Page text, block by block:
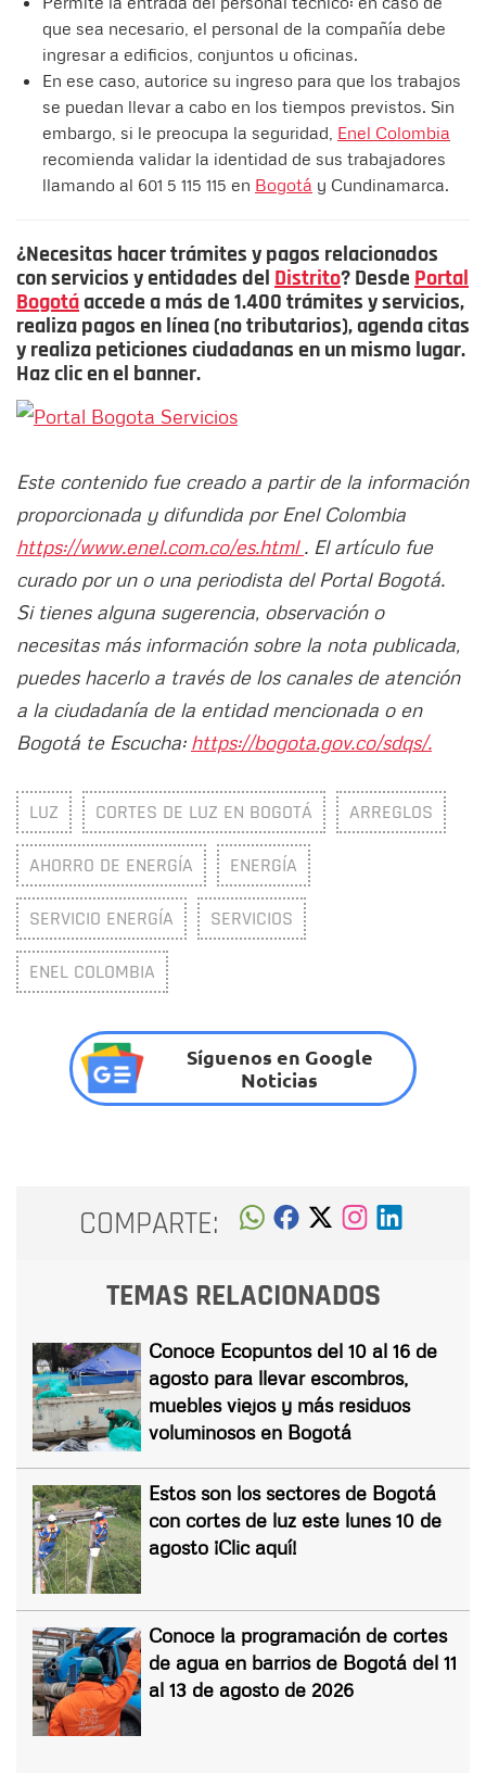
que sea necesario, el personal de la compañía debe
ingresar a edificios, conjuntos u oficinas.
En ese caso, autorice su ingreso para que los trabajos
se puedan llevar a cabo en los tiempos previstos. Sin
embargo, si le preocupa la seguridad, Enel Colombia
recomienda validar la identidad de sus trabajadores
llamando al 601 5 115 115 en Bogotá y Cundinamarca.
¿Necesitas hacer trámites y pagos relacionados
con servicios y entidades del Distrito? Desde Portal
Bogotáaccede a más de 1.400 trámites y servicios,
realiza pagos en línea (no tributarios), agenda citas
y realiza peticiones ciudadanas en un mismo lugar.
Haz clic en el banner.
Este contenido fue creado a partir de la información
proporcionada y difundida por Enel Colombia
https://www.enel.com.co/es.html. El artículo fue
curado por un o una periodista del Portal Bogotá.
Si tienes alguna sugerencia, observación o
necesitas más información sobre la nota publicada,
puedes hacerlo a través de los canales de atención
a la ciudadanía de la entidad mencionada o en
Bogotá te Escucha: https://bogota.gov.co/sdqs/.
LUZ CORTES DE LUZ EN BOGOTÁ ARREGLOS
AHORRO DE ENERGÍA ENERGÍA
SERVICIO ENERGÍA SERVICIOS
ENEL COLOMBIA
Síguenos en Google
Noticias
COMPARTE:
TEMAS RELACIONADOS
Conoce Ecopuntos del 10 al 16 de
agosto para llevar escombros,
muebles viejos y más residuos
voluminosos en Bogotá
Estos son los sectores de Bogotá
con cortes de luz este lunes 10 de
agosto ¡Clic aquí!
Conoce la programación de cortes
de agua en barrios de Bogotá del 11
al 13 de agosto de 2026